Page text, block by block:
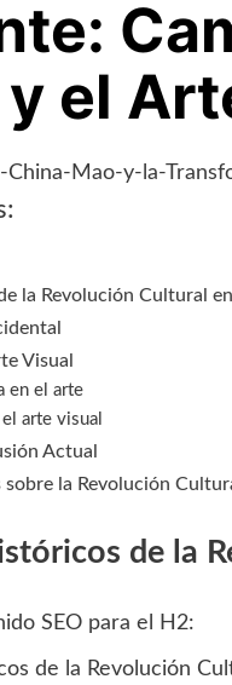
el
la Revolución Cultural
Visual
en el arte
arte visual
Actual
sobre la Revolución
de la
SEO para el H2:
de la Revolución